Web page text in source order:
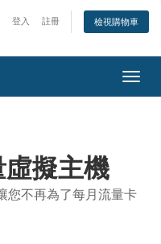
登入 註冊 檢視購物車
擬主機
您不再為了每月流量卡